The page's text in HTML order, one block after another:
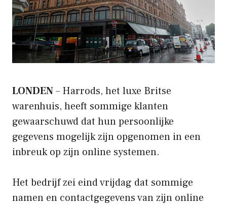
LONDEN– Harrods, het luxe Britse
warenhuis, heeft sommige klanten
gewaarschuwd dat hun persoonlijke
gegevens mogelijk zijn opgenomen in een
inbreuk op zijn online systemen.
Het bedrijf zei eind vrijdag dat sommige
namen en contactgegevens van zijn online